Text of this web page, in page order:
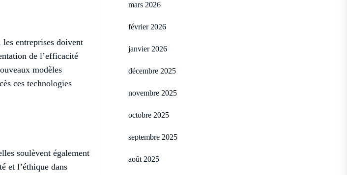
entreprises doivent
de l’efficacité
modèles
ces technologies
soulèvent également
et l’éthique dans
mars 2026
février 2026
janvier 2026
décembre 2025
novembre 2025
octobre 2025
septembre 2025
août 2025